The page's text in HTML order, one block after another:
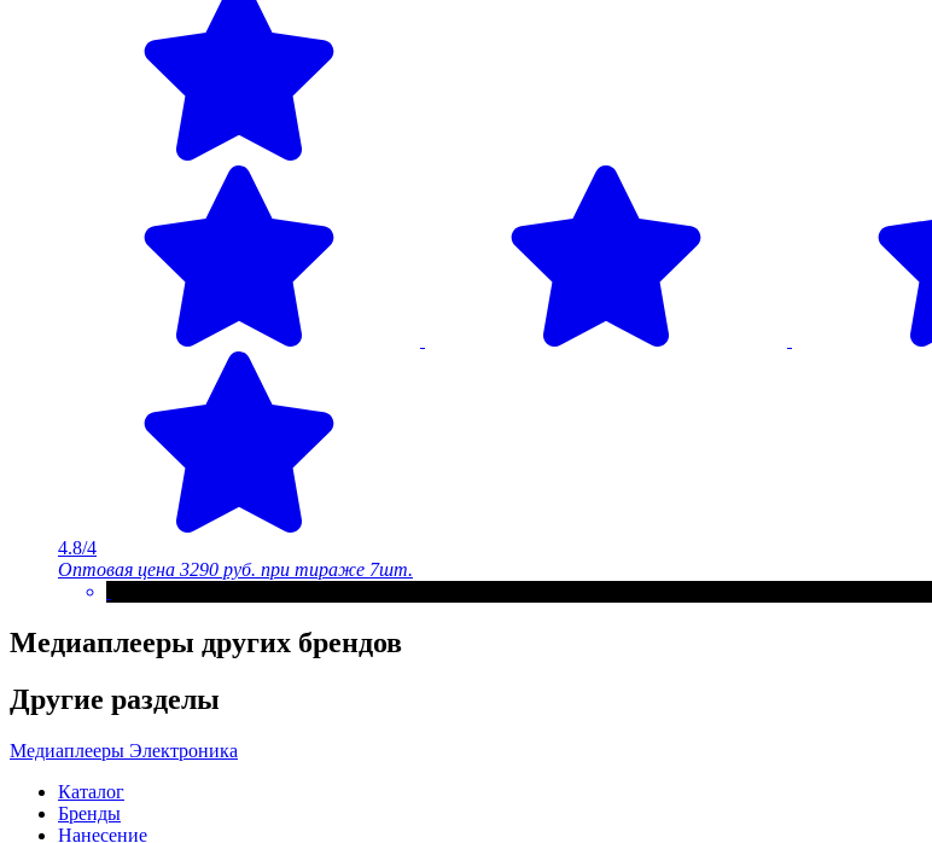
4.8/4
Оптовая цена 3290 руб. при тираже 7шт.
Медиаплееры других брендов
Другие разделы
Медиаплееры Электроника
Каталог
Бренды
Нанесение